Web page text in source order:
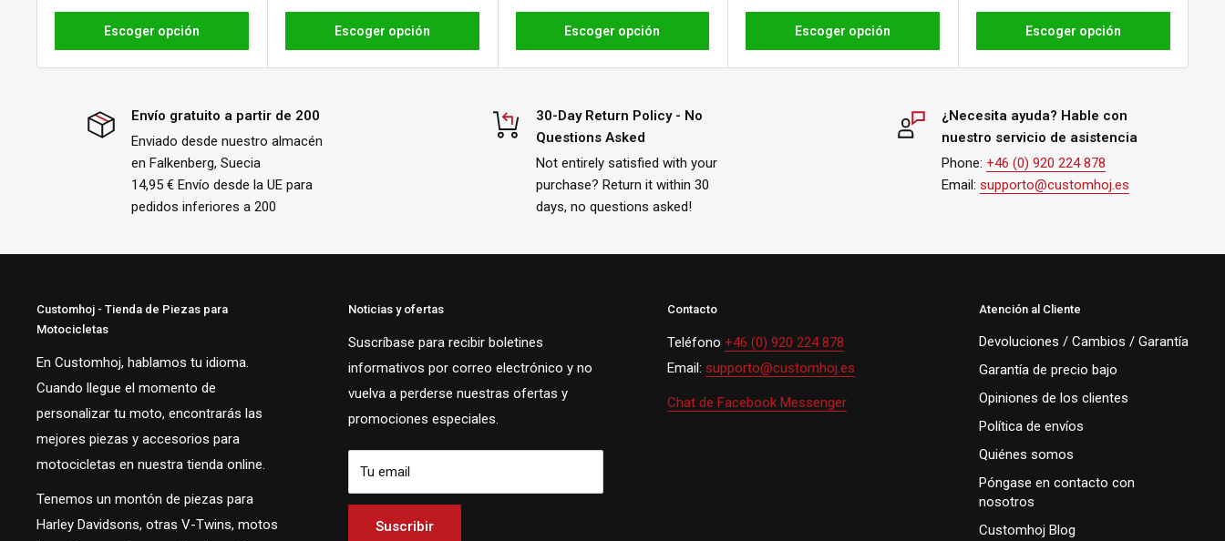
Escoger opción Escoger opción Escoger opción Escoger opción Escoger opción
Envío gratuito a partir de 200
Enviado desde nuestro almacén
en Falkenberg, Suecia
14,95 € Envío desde la UE para
pedidos inferiores a 200
30-Day Return Policy - No
Questions Asked
Not entirely satisfied with your
purchase? Return it within 30
days, no questions asked!
¿Necesita ayuda? Hable con
nuestro servicio de asistencia
Phone: +46 (0) 920 224 878
Email: supporto@customhoj.es
Customhoj - Tienda de Piezas para
Motocicletas
En Customhoj, hablamos tu idioma.
Cuando llegue el momento de
personalizar tu moto, encontrarás las
mejores piezas y accesorios para
motocicletas en nuestra tienda online.
Tenemos un montón de piezas para
Harley Davidsons, otras V-Twins, motos
Noticias y ofertas
Suscríbase para recibir boletines
informativos por correo electrónico y no
vuelva a perderse nuestras ofertas y
promociones especiales.
Tu email
Suscribir
Contacto
Teléfono +46 (0) 920 224 878
Email: supporto@customhoj.es
Chat de Facebook Messenger
Atención al Cliente
Devoluciones / Cambios / Garantía
Garantía de precio bajo
Opiniones de los clientes
Política de envíos
Quiénes somos
Póngase en contacto con
nosotros
Customhoj Blog